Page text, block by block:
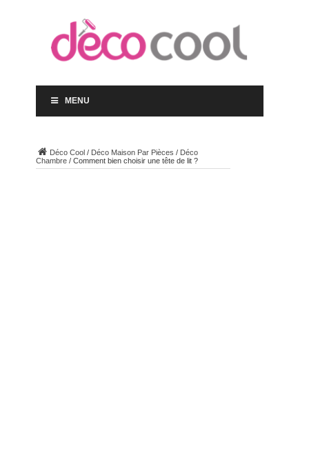
MENU
Déco Cool/ Déco Maison Par Pièces / Déco
Chambre/ Comment bien choisir une tête de lit ?